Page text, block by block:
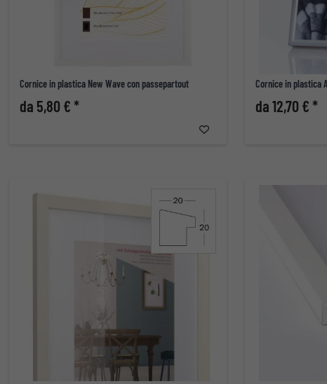
Cornice in plastica New Wave con passepartout
da 5,80 € *
Cornice in plastica
da 12,70 € *